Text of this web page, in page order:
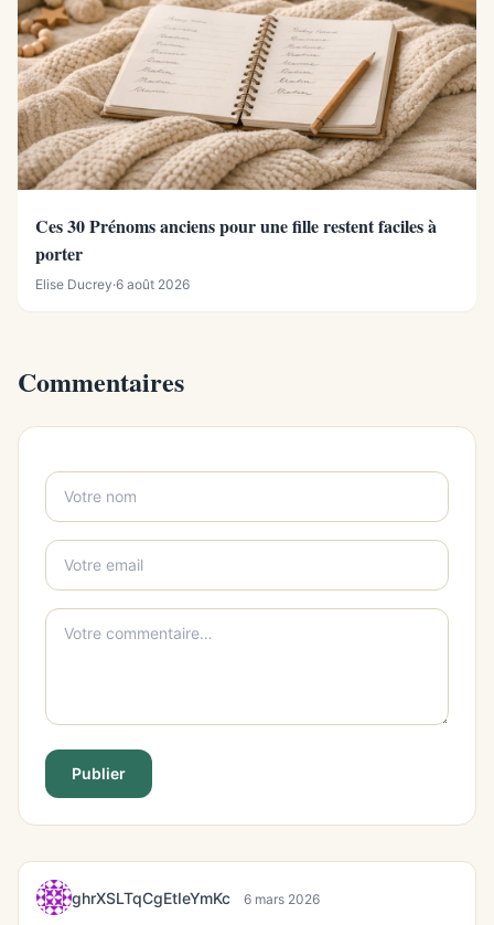
Ces 30 Prénoms anciens pour une fille restent faciles à
porter
Elise Ducrey·6 août 2026
Commentaires
Publier
ghrXSLTqCgEtIeYmKc 6 mars 2026